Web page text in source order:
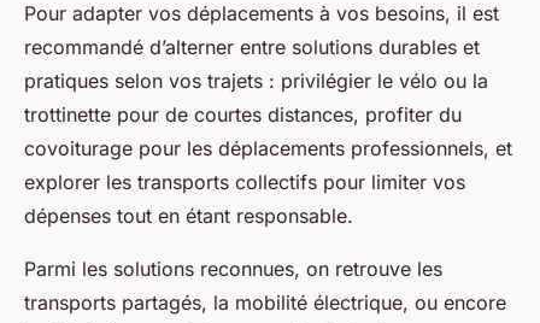
Pour adapter vos déplacements à vos besoins, il est
recommandé d’alterner entre solutions durables et
pratiques selon vos trajets : privilégier le vélo ou la
trottinette pour de courtes distances, profiter du
covoiturage pour les déplacements professionnels, et
explorer les transports collectifs pour limiter vos
dépenses tout en étant responsable.
Parmi les solutions reconnues, on retrouve les
transports partagés, la mobilité électrique, ou encore